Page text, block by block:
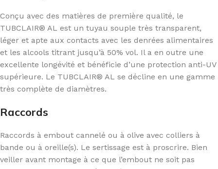
Conçu avec des matières de première qualité, le
TUBCLAIR® AL est un tuyau souple très transparent,
léger et apte aux contacts avec les denrées alimentaires
et les alcools titrant jusqu’à 50% vol. Il a en outre une
excellente longévité et bénéficie d’une protection anti-UV
supérieure. Le TUBCLAIR® AL se décline en une gamme
très complète de diamètres.
Raccords
Raccords à embout cannelé ou à olive avec colliers à
bande ou à oreille(s). Le sertissage est à proscrire. Bien
veiller avant montage à ce que l’embout ne soit pas